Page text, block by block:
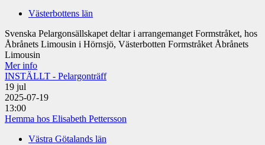
Västerbottens län
Svenska Pelargonsällskapet deltar i arrangemanget Formstråket, hos
Åbrånets Limousin i Hörnsjö, Västerbotten Formstråket Åbrånets
Limousin
Mer info
INSTÄLLT - Pelargonträff
19 jul
2025-07-19
13:00
Hemma hos Elisabeth Pettersson
Västra Götalands län